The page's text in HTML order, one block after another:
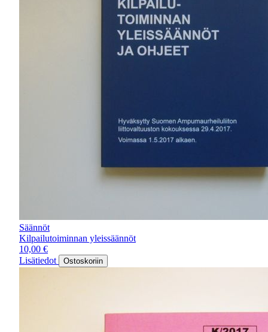
Säännöt
Kilpailutoiminnan yleissäännöt
10,00 €
Lisätiedot
Ostoskoriin